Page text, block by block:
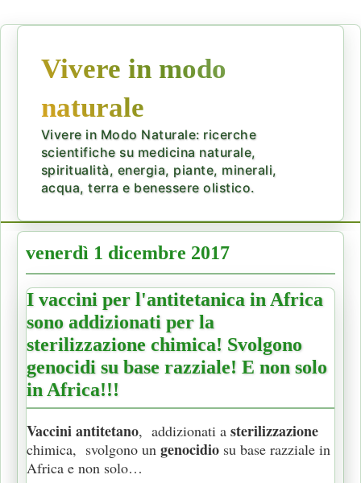
Vivere in modo
naturale
Vivere in Modo Naturale: ricerche
scientifiche su medicina naturale,
spiritualità, energia, piante, minerali,
acqua, terra e benessere olistico.
venerdì 1 dicembre 2017
I vaccini per l'antitetanica in Africa
sono addizionati per la
sterilizzazione chimica! Svolgono
genocidi su base razziale! E non solo
in Africa!!!
Vaccini antitetano, addizionati a sterilizzazione
chimica, svolgono un genocidio su base razziale in
Africa e non solo…